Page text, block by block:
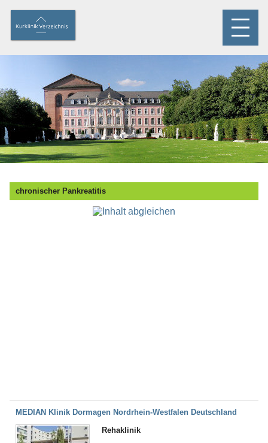
chronischer Pankreatitis
MEDIAN Klinik Dormagen Nordrhein-Westfalen Deutschland
Rehaklinik